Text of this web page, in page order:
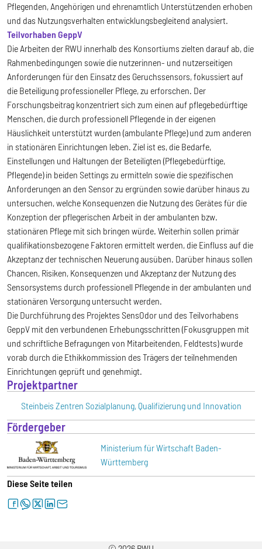
Pflegenden, Angehörigen und ehrenamtlich Unterstützenden erhoben
und das Nutzungsverhalten entwicklungsbegleitend analysiert.
Teilvorhaben GeppV
Die Arbeiten der RWU innerhalb des Konsortiums zielten darauf ab, die
Rahmenbedingungen sowie die nutzerinnen- und nutzerseitigen
Anforderungen für den Einsatz des Geruchssensors, fokussiert auf
die Beteiligung professioneller Pflege, zu erforschen. Der
Forschungsbeitrag konzentriert sich zum einen auf pflegebedürftige
Menschen, die durch professionell Pflegende in der eigenen
Häuslichkeit unterstützt wurden (ambulante Pflege) und zum anderen
in stationären Einrichtungen leben. Ziel ist es, die Bedarfe,
Einstellungen und Haltungen der Beteiligten (Pflegebedürftige,
Pflegende) in beiden Settings zu ermitteln sowie die spezifischen
Anforderungen an den Sensor zu ergründen sowie darüber hinaus zu
untersuchen, welche Konsequenzen die Nutzung des Gerätes für die
Konzeption der pflegerischen Arbeit in der ambulanten bzw.
stationären Pflege mit sich bringen würde. Weiterhin sollen primär
qualifikationsbezogene Faktoren ermittelt werden, die Einfluss auf die
Akzeptanz der technischen Neuerung ausüben. Darüber hinaus sollen
Chancen, Risiken, Konsequenzen und Akzeptanz der Nutzung des
Sensorsystems durch professionell Pflegende in der ambulanten und
stationären Versorgung untersucht werden.
Die Durchführung des Projektes SensOdor und des Teilvorhabens
GeppV mit den verbundenen Erhebungsschritten (Fokusgruppen mit
und schriftliche Befragungen von Mitarbeitenden, Feldtests) wurde
vorab durch die Ethikkommission des Trägers der teilnehmenden
Einrichtungen geprüft und genehmigt.
Projektpartner
Steinbeis Zentren Sozialplanung, Qualifizierung und Innovation
Fördergeber
Ministerium für Wirtschaft Baden-
Württemberg
Diese Seite teilen
facebookwhatsapptwitterlinkedinletter